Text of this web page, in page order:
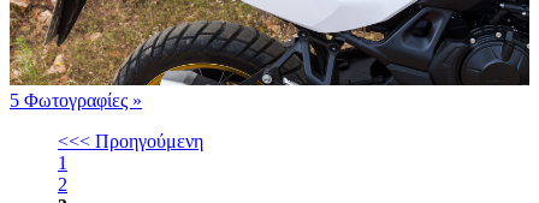
5 Φωτογραφίες »
<<< Προηγούμενη
1
2